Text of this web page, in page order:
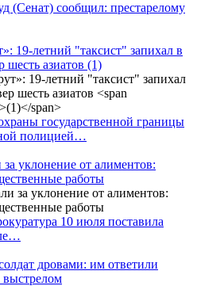
(Сенат) сообщил: престарелому
19-летний "таксист" запихал в
шесть азиатов (1)
государственной границы
полицией…
уклонение от алиментов:
работы
10 июля поставила
дровами: им ответили
выстрелом